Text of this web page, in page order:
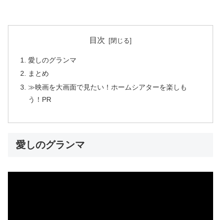
目次
愛しのグランマ
まとめ
≫映画を大画面で見たい！ホームシアターを楽しも
う！PR
愛しのグランマ